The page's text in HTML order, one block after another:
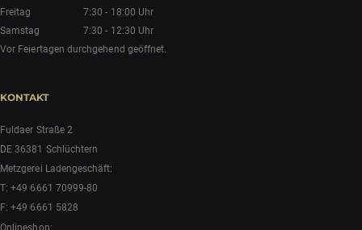
Freitag
7:30 - 18:00 Uhr
Samstag
7:30 - 12:30 Uhr
Vor Feiertagen durchgehend geöffnet.
KONTAKT
Fuldaer Straße 2
DE 36381 Schlüchtern
Metzgerei Ladengeschäft:
T:+49 6661 70999-80
F: +49 6661 5828
Onlineshop: